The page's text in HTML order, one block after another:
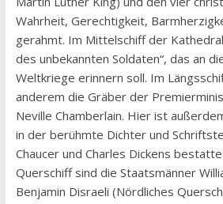
Wahrheit, Gerechtigkeit,
gerahmt. Im Mittelschiff der
des unbekannten Soldaten“, das an
Weltkriege erinnern soll. Im
anderem die Gräber der
Neville Chamberlain. Hier ist
in der berühmte Dichter und
Chaucer und Charles Dickens
Querschiff sind die Staatsmänner
Benjamin Disraeli (Nördliches